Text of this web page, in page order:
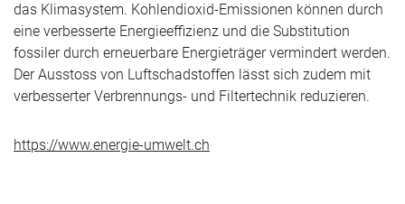
das Klimasystem. Kohlendioxid-Emissionen können durch
eine verbesserte Energieeffizienz und die Substitution
fossiler durch erneuerbare Energieträger vermindert werden.
Der Ausstoss von Luftschadstoffen lässt sich zudem mit
verbesserter Verbrennungs- und Filtertechnik reduzieren.
https://www.energie-umwelt.ch